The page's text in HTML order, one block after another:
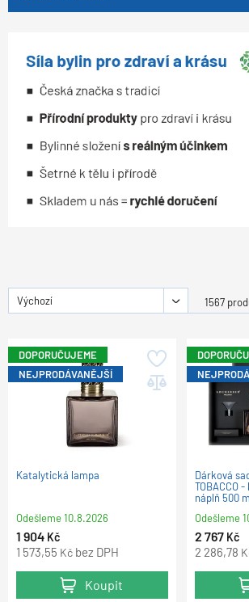
Výchozí 1567
DOPORUČUJEME
NEJPRODÁVANĚJŠÍ
Katalytická lampa
Odešleme10.8.2026
1 904 Kč
1 573,55 Kč bez DPH
Koupit
Dárková
TOBACCO
náplň 500
Odešleme
2 767 Kč
2 286,78